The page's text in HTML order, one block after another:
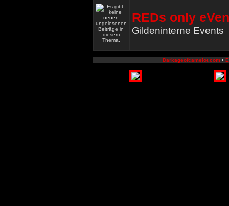
REDs only
Gildeninterne Events
Darkageofcamelot.com •